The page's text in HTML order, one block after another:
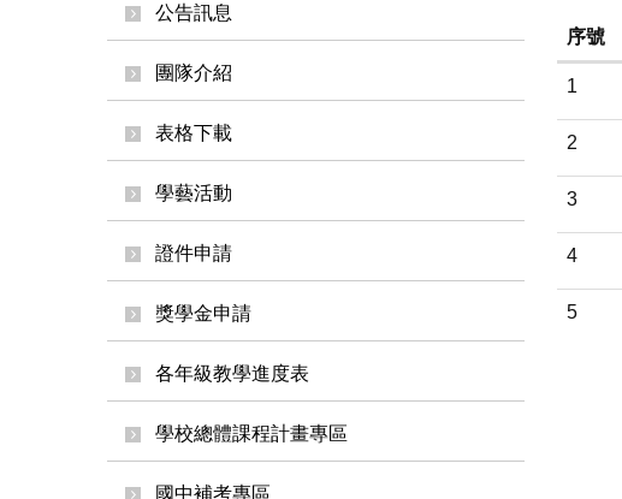
公告訊息
團隊介紹
表格下載
學藝活動
證件申請
獎學金申請
各年級教學進度表
學校總體課程計畫專區
國中補考專區
序號
1
2
3
4
5